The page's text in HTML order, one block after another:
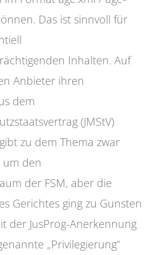
Das ist sinnvoll für
Inhalten. Auf
Anbieter ihren
dem
(JMStV)
zu dem Thema zwar
um den
der FSM, aber die
Gerichtes ging zu Gunsten
der JusProg-Anerkennung
„Privilegierung“